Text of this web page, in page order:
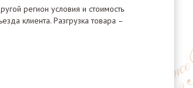
регион условия и стоимость
клиента. Разгрузка товара –